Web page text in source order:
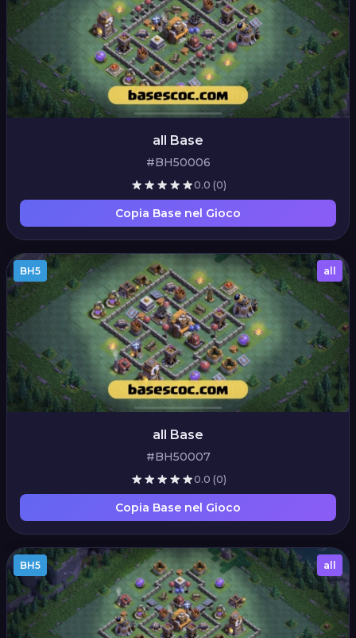
all Base
#BH50006
0.0 (0)
Copia Base nel Gioco
BH5 all
all Base
#BH50007
0.0 (0)
Copia Base nel Gioco
BH5 all